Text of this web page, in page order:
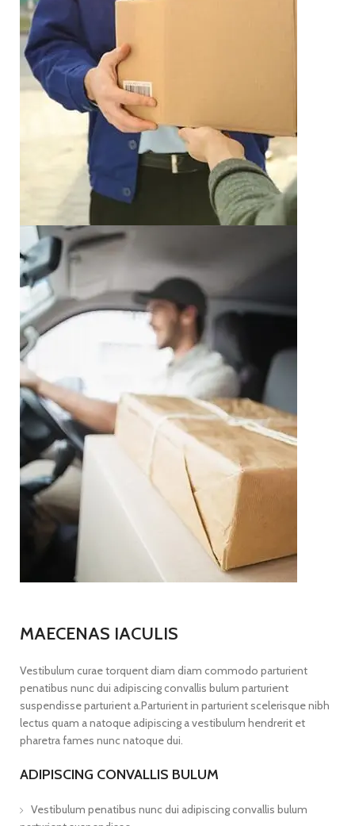
MAECENAS IACULIS
Vestibulum curae torquent diam diam commodo parturient
penatibus nunc dui adipiscing convallis bulum parturient
suspendisse parturient a.Parturient in parturient scelerisque nibh
lectus quam a natoque adipiscing a vestibulum hendrerit et
pharetra fames nunc natoque dui.
ADIPISCING CONVALLIS BULUM
Vestibulum penatibus nunc dui adipiscing convallis bulum